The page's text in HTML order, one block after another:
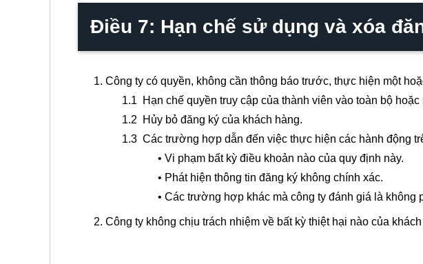
Điều 7: Hạn chế sử dụng và xóa
Công ty có quyền, không cần thông báo trước, thực hiện một
1.1 Hạn chế quyền truy cập của thành viên vào toàn bộ hoặc
1.2 Hủy bỏ đăng ký của khách hàng.
1.3 Các trường hợp dẫn đến việc thực hiện các hành động
• Vi phạm bất kỳ điều khoản nào của quy định này.
• Phát hiện thông tin đăng ký không chính xác.
• Các trường hợp khác mà công ty đánh giá là không
Công ty không chịu trách nhiệm về bất kỳ thiệt hại nào của